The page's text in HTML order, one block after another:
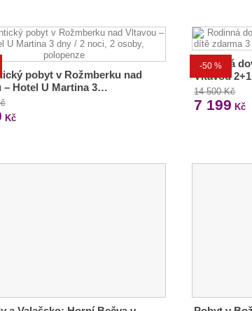
pobyt v Rožmberku nad
– Hotel U Martina 3…
Kč
-50 %
Rodinná
Vltavou
14 500 Kč
7 199 Kč